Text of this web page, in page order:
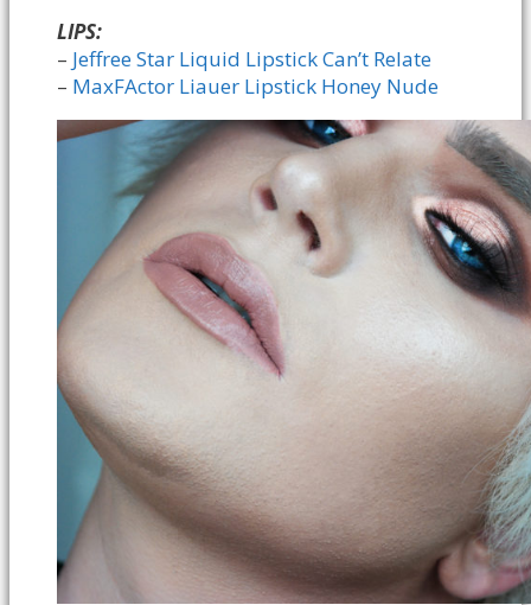
LIPS:
– Jeffree Star Liquid Lipstick Can’t Relate
– MaxFActor Liauer Lipstick Honey Nude